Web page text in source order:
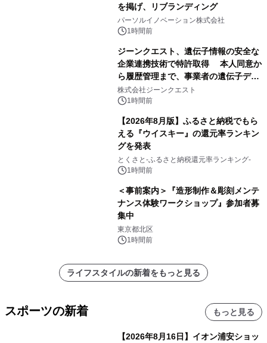
を掲げ、リブランディング
パーソルイノベーション株式会社
1時間前
ジーンクエスト、遺伝子情報の安全な
企業連携技術で特許取得 本人同意か
ら履歴管理まで、事業者の遺伝子デー
タ活用を支援
株式会社ジーンクエスト
1時間前
【2026年8月版】ふるさと納税でもら
える『ウイスキー』の還元率ランキン
グを発表
とくさと-ふるさと納税還元率ランキング-
1時間前
＜事前案内＞『造形制作＆彫刻メンテ
ナンス体験ワークショップ』参加者募
集中
東京都北区
1時間前
ライフスタイルの新着をもっと見る
スポーツの新着 もっと見る
【2026年8月16日】イオン浦安ショッ